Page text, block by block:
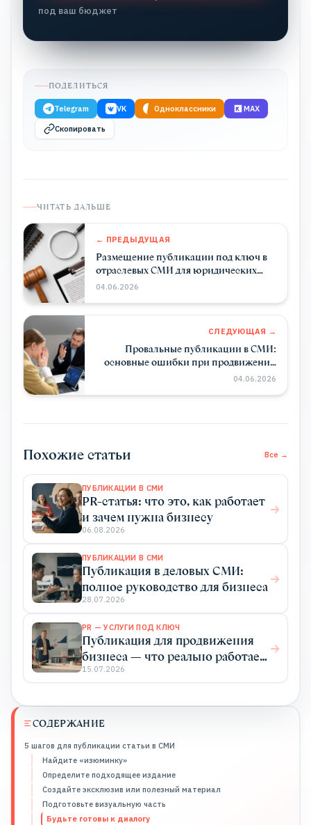
СОДЕРЖАНИЕ
5 шагов для публикации статьи в СМИ
Найдите «изюминку»
Определите подходящее издание
Создайте эксклюзив или полезный материал
Подготовьте визуальную часть
Будьте готовы к диалогу
под ваш бюджет
ПОДЕЛИТЬСЯ
Telegram VK Одноклассники MAX
Скопировать
ЧИТАТЬ ДАЛЬШЕ
← ПРЕДЫДУЩАЯ
Размещение публикации под ключ в
отраслевых СМИ для юридических
фирм
04.06.2026
СЛЕДУЮЩАЯ →
Провальные публикации в СМИ:
основные ошибки при продвижении
бренда
04.06.2026
Похожие статьи Все →
ПУБЛИКАЦИИ В СМИ
PR-статья: что это, как работает
и зачем нужна бизнесу
06.08.2026
ПУБЛИКАЦИИ В СМИ
Публикация в деловых СМИ:
полное руководство для бизнеса
28.07.2026
PR — УСЛУГИ ПОД КЛЮЧ
Публикация для продвижения
бизнеса — что реально работает,
а что съедает бюджет
15.07.2026